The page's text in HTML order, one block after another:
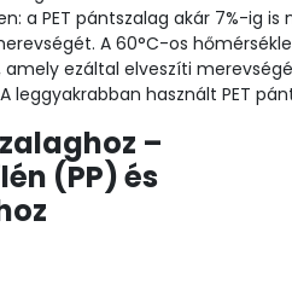
a PET pántszalag akár 7%-ig
A 60°C-os
ezáltal elveszíti
leggyakrabban használt PET
–
(PP) és